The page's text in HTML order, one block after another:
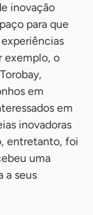
inovação
para que
exemplo, o
em
em
inovadoras
entretanto, foi
uma
a seus